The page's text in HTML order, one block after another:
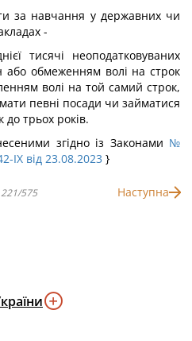
за навчання у державних чи
-
тисячі неоподатковуваних
або обмеженням волі на строк
волі на той самий строк,
певні посади чи займатися
до трьох років.
згідно із Законами №
IX від 23.08.2023 }
221/575 Наступна